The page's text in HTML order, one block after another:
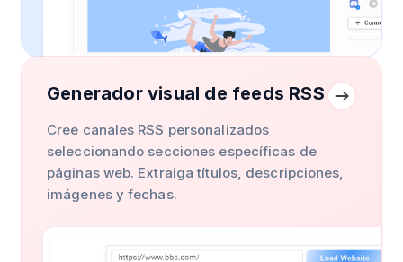
Generador visual de feeds RSS
Cree canales RSS personalizados
seleccionando secciones específicas de
páginas web. Extraiga títulos, descripciones,
imágenes y fechas.